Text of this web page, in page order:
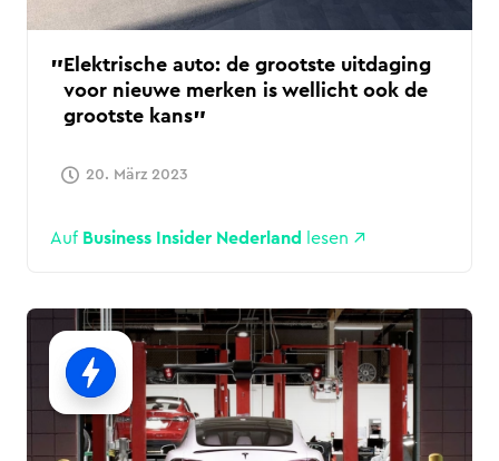
Elektrische auto: de grootste uitdaging
voor nieuwe merken is wellicht ook de
grootste kans
20. März 2023
Auf Business Insider Nederland lesen